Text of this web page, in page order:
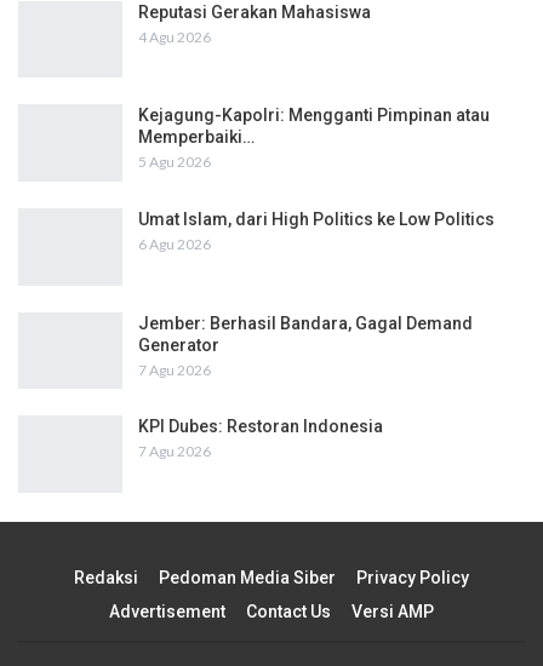
Reputasi Gerakan Mahasiswa
4 Agu 2026
Kejagung-Kapolri: Mengganti Pimpinan atau
Memperbaiki…
5 Agu 2026
Umat Islam, dari High Politics ke Low Politics
6 Agu 2026
Jember: Berhasil Bandara, Gagal Demand
Generator
7 Agu 2026
KPI Dubes: Restoran Indonesia
7 Agu 2026
Redaksi Pedoman Media Siber
Privacy Policy
Advertisement
Contact Us Versi AMP